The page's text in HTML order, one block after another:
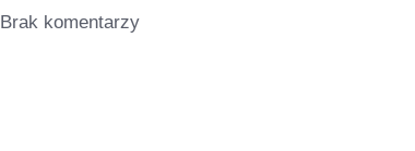
Brak komentarzy